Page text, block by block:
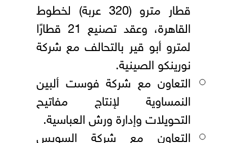
قطار مترو (320 عربة) لخطوط
القاهرة، وعقد تصنيع 21 قطارًا
لمترو أبو قير بالتحالف مع شركة
نورينكو الصينية.
التعاون مع شركة فوست ألبين
النمساوية لإنتاج مفاتيح
التحويلات وإدارة ورش العباسية.
التعاون مع شركة السويس